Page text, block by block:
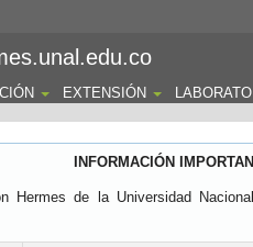
EXTENSIÓN
INFORMACIÓN
Hermes de la Universidad